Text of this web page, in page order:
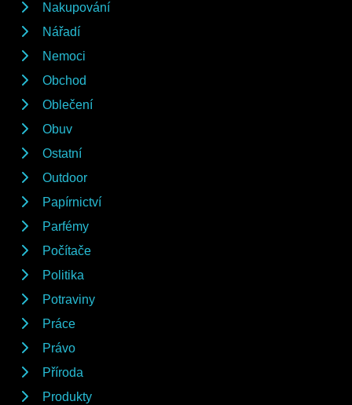
Nakupování
Nářadí
Nemoci
Obchod
Oblečení
Obuv
Ostatní
Outdoor
Papírnictví
Parfémy
Počítače
Politika
Potraviny
Práce
Právo
Příroda
Produkty